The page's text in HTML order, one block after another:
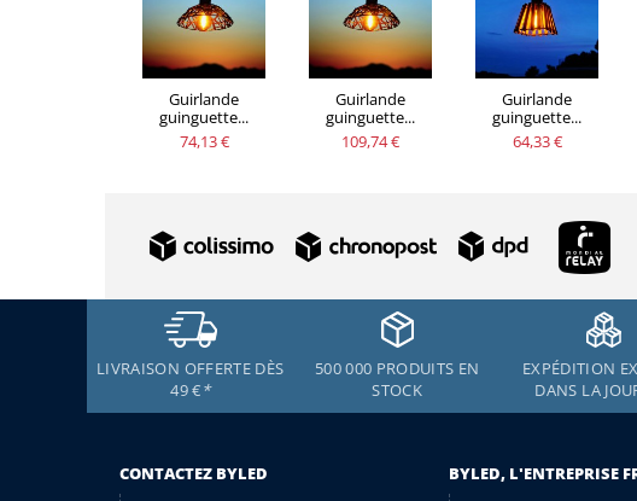
Guirlande
guinguette...
74,13 €
Guirlande
guinguette...
109,74 €
Guirlande
guinguette...
64,33 €
LIVRAISON OFFERTE DÈS
49 €*
500 000 PRODUITS EN
STOCK
EXPÉDITION
DANS LA
CONTACTEZ BYLED
BYLED, L'ENTREPRISE